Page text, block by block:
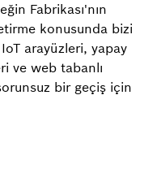
Fabrikası'nın
konusunda bizi
arayüzleri, yapay
ve web tabanlı
bir geçiş için